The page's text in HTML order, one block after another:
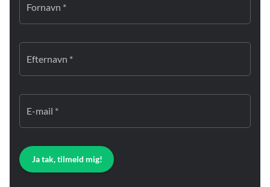
Fornavn *
Efternavn *
E-mail *
Ja tak, tilmeld mig!